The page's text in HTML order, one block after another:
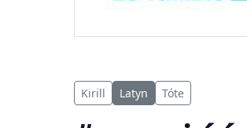
Kirill Latyn Tóte